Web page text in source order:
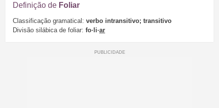
Definição de Foliar
Classificação gramatical: verbo intransitivo; transitivo
Divisão silábica de foliar: fo·li·ar